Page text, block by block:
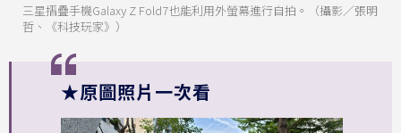
三星摺疊手機Galaxy Z Fold7也能利用外螢幕進行自拍。（攝影／張明
哲、《科技玩家》）
★原圖照片一次看